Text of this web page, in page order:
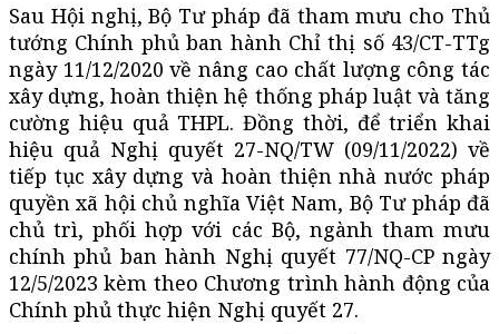
Sau Hội nghị, Bộ Tư pháp đã tham mưu cho Thủ
tướng Chính phủ ban hành Chỉ thị số 43/CT-TTg
ngày 11/12/2020 về nâng cao chất lượng công tác
xây dựng, hoàn thiện hệ thống pháp luật và tăng
cường hiệu quả THPL. Đồng thời, để triển khai
hiệu quả Nghị quyết 27-NQ/TW (09/11/2022) về
tiếp tục xây dựng và hoàn thiện nhà nước pháp
quyền xã hội chủ nghĩa Việt Nam, Bộ Tư pháp đã
chủ trì, phối hợp với các Bộ, ngành tham mưu
chính phủ ban hành Nghị quyết 77/NQ-CP ngày
12/5/2023 kèm theo Chương trình hành động của
Chính phủ thực hiện Nghị quyết 27.